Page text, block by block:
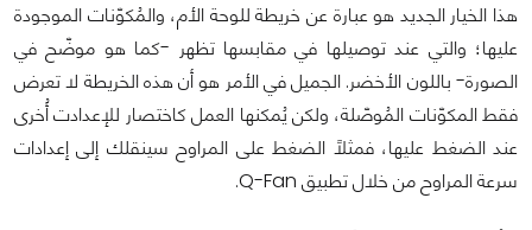
هذا الخيار الجديد هو عبارة عن خريطة للوحة الأم، والمُكوّنات الموجودة
عليها؛ والتي عند توصيلها في مقابسها تظهر -كما هو موضّح في
الصورة- باللون الأخضر. الجميل في الأمر هو أن هذه الخريطة لا تعرض
فقط المكوّنات المُوصّلة، ولكن يُمكنها العمل كاختصار للإعدادت أُخرى
عند الضغط عليها، فمثلًا الضغط على المراوح سينقلك إلى إعدادات
سرعة المراوح من خلال تطبيق Q-Fan.